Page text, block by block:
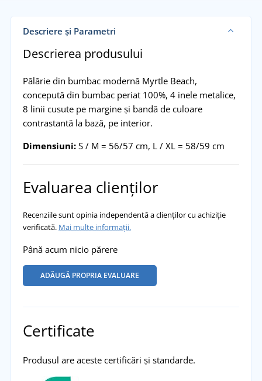
Descriere și Parametri
Descrierea produsului
Pălărie din bumbac modernă Myrtle Beach,
concepută din bumbac periat 100%, 4 inele metalice,
8 linii cusute pe margine și bandă de culoare
contrastantă la bază, pe interior.
Dimensiuni:S / M = 56/57 cm, L / XL = 58/59 cm
Evaluarea clienților
Recenziile sunt opinia independentă a clienților cu achiziție
verificată. Mai multe informații.
Până acum nicio părere
ADĂUGĂ PROPRIA EVALUARE
Certificate
Produsul are aceste certificări și standarde.